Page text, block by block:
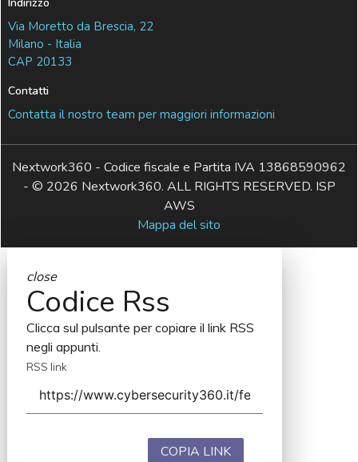
Indirizzo
Via Moretto da Brescia, 22
Milano - Italia
CAP 20133
Contatti
Contatta il nostro team per maggiori informazioni
Nextwork360 - Codice fiscale e Partita IVA 13868590962
- © 2026 Nextwork360. ALL RIGHTS RESERVED. ISP
AWS
Mappa del sito
close
Codice Rss
Clicca sul pulsante per copiare il link RSS
negli appunti.
RSS link
COPIA LINK